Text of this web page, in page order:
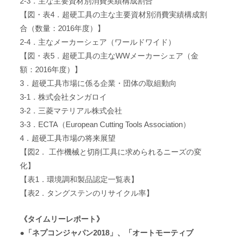
【図・表4．超硬工具の主な主要資材別消費実績構成割
合（数量：2016年度）】
2-4．主なメーカーシェア（ワールドワイド）
【図・表5．超硬工具の主なWWメーカーシェア（金
額：2016年度）】
3．超硬工具市場に係る企業・団体の取組動向
3-1．株式会社タンガロイ
3-2．三菱マテリアル株式会社
3-3．ECTA（European Cutting Tools Association）
4．超硬工具市場の将来展望
【図2． 工作機械と切削工具に求められるニーズの変
化】
【表1．環境調和製品認定一覧表】
【表2．タングステンのリサイクル率】
《タイムリーレポート》
●「ネプコンジャパン2018」、「オートモーティブ